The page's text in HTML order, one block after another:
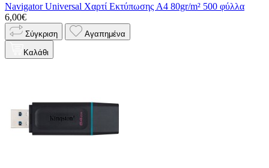
Navigator Universal Χαρτί Εκτύπωσης A4 80gr/m² 500 φύλλα
6,00€
Σύγκριση Αγαπημένα
Καλάθι